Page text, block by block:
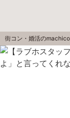
街コン・婚活の